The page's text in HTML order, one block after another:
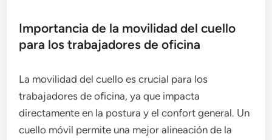
Importancia de la movilidad del cuello
para los trabajadores de oficina
La movilidad del cuello es crucial para los
trabajadores de oficina, ya que impacta
directamente en la postura y el confort general. Un
cuello móvil permite una mejor alineación de la